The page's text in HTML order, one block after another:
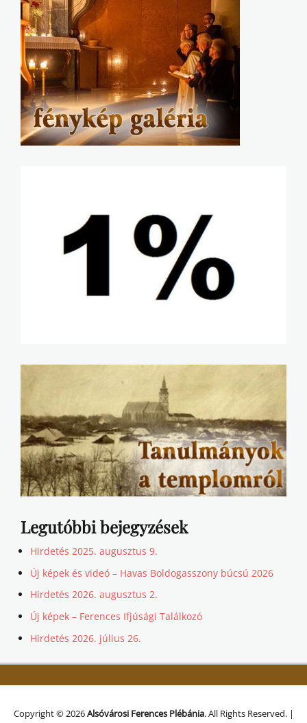
Legutóbbi bejegyzések
Hirdetés 2025. augusztus 9.
Új képek és videó – Havas Boldogasszony búcsú 2026
Hirdetés 2026. augusztus 2.
Új képek – Ferences Ifjúsági Találkozó
Hirdetés 2026. július 26.
Copyright © 2026Alsóvárosi Ferences Plébánia. All Rights Reserved. |